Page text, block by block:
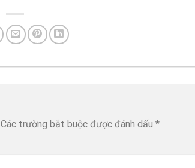
Các trường bắt buộc được đánh dấu *